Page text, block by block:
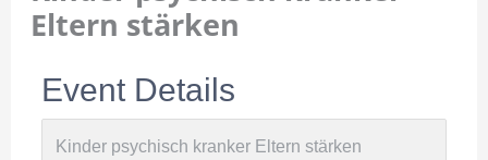
Eltern stärken
Event Details